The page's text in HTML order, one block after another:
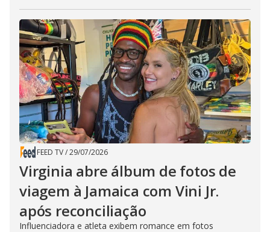
FEED TV/29/07/2026
Virginia abre álbum de fotos de
viagem à Jamaica com Vini Jr.
após reconciliação
Influenciadora e atleta exibem romance em fotos